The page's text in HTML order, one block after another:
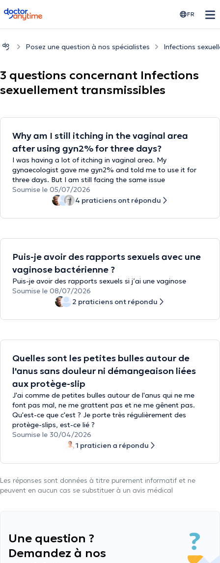
doctoranytime FR
Posez une question à nos spécialistes Infections
3 questions concernant Infections
sexuellement transmissibles
Why am I still itching in the vaginal area
after using gyn2% for three days?
I was having a lot of itching in vaginal area. My
gynaecologist gave me gyn2% and told me to use it for
three days. But I am still facing the same issue
Soumise le 05/07/2026
4 praticiens ont répondu
Puis-je avoir des rapports sexuels avec une
vaginose bactérienne ?
Puis-je avoir des rapports sexuels si j’ai une vaginose
Soumise le 08/07/2026
2 praticiens ont répondu
Quelles sont les petites bulles autour de
l'anus sans douleur ni démangeaison liées
aux protège-slip
J'ai comme de petites bulles autour de l'anus qui ne me
font pas mal, ne me grattent pas et ne me gênent pas.
Qu'est-ce que c'est ? Je porte très régulièrement des
protège-slips, est-ce lié ?
Soumise le 30/04/2026
1 praticien a répondu
Les réponses sont données à titre purement informatif et ne
peuvent en aucun cas se substituer à un avis médical
Une question ?
Demandez à nos